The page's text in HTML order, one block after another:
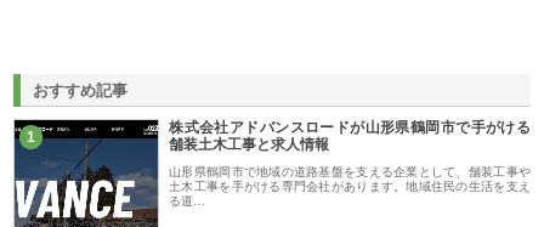
おすすめ記事
1
株式会社アドバンスロードが山形県鶴岡市で手がける
舗装土木工事と求人情報
山形県鶴岡市で地域の道路基盤を支える企業として、舗装工事や
土木工事を手がける専門会社があります。地域住民の生活を支え
る道…